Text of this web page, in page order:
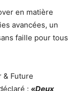
en matière
avancées, un
faille pour tous
& Future
: «Deux